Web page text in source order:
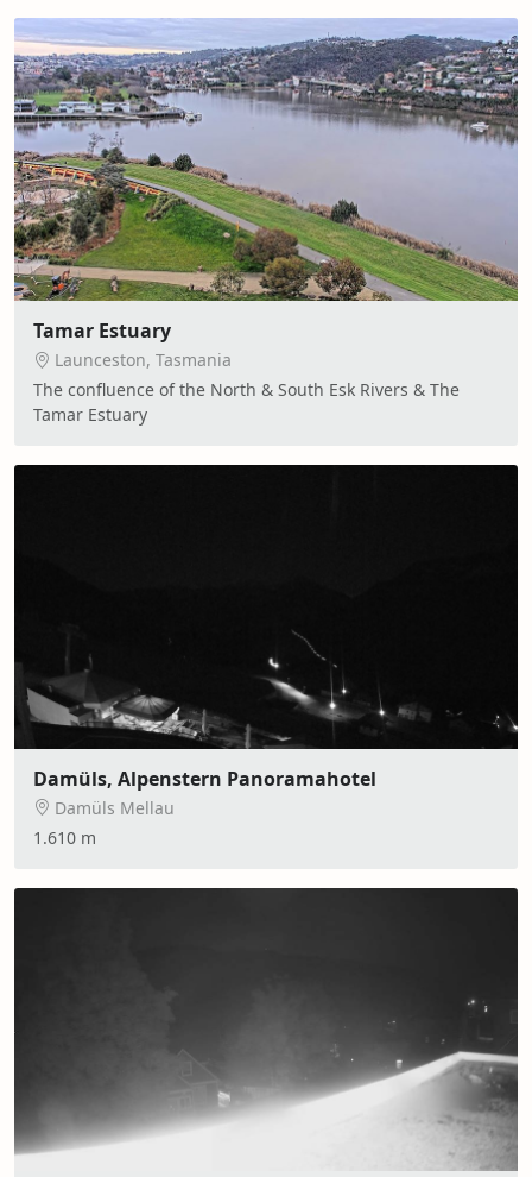
Tamar Estuary
Launceston, Tasmania
The confluence of the North & South Esk Rivers & The
Tamar Estuary
Damüls, Alpenstern Panoramahotel
Damüls Mellau
1.610 m